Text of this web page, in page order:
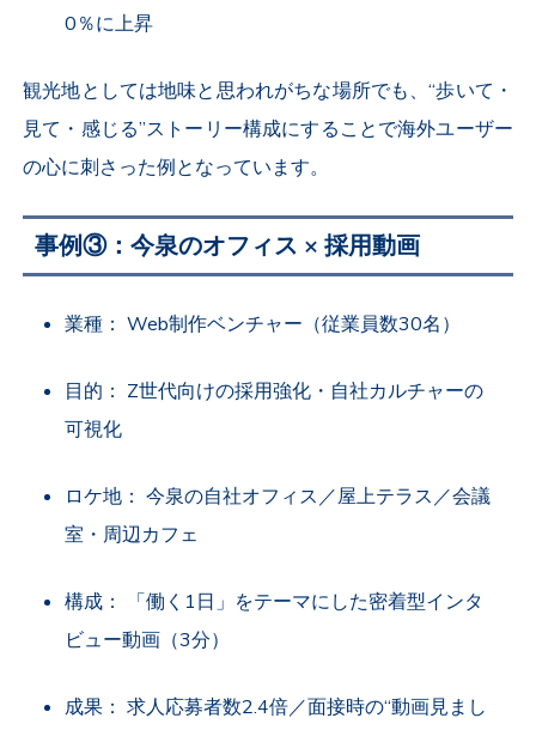
0％に上昇
観光地としては地味と思われがちな場所でも、“歩いて・
見て・感じる”ストーリー構成にすることで海外ユーザー
の心に刺さった例となっています。
事例③：今泉のオフィス ×採用動画
業種： Web制作ベンチャー（従業員数30名）
目的： Z世代向けの採用強化・自社カルチャーの
可視化
ロケ地： 今泉の自社オフィス／屋上テラス／会議
室・周辺カフェ
構成： 「働く 1日」をテーマにした密着型インタ
ビュー動画（3分）
成果： 求人応募者数2.4倍／面接時の“動画見まし